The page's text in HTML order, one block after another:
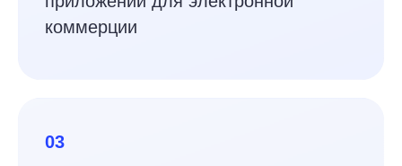
для отслеживания